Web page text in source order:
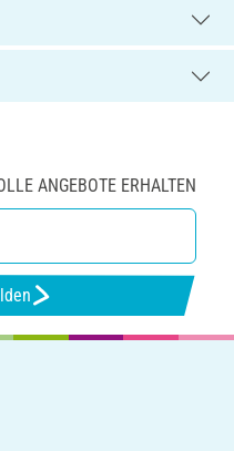
ANGEBOTE ERHALTEN